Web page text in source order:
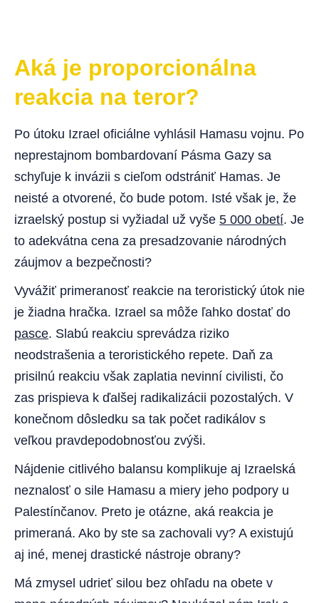
Aká je proporcionálna
reakcia na teror?
Po útoku Izrael oficiálne vyhlásil Hamasu vojnu. Po
neprestajnom bombardovaní Pásma Gazy sa
schyľuje k invázii s cieľom odstrániť Hamas. Je
neisté a otvorené, čo bude potom. Isté však je, že
izraelský postup si vyžiadal už vyše 5 000 obetí. Je
to adekvátna cena za presadzovanie národných
záujmov a bezpečnosti?
Vyvážiť primeranosť reakcie na teroristický útok nie
je žiadna hračka. Izrael sa môže ľahko dostať do
pasce. Slabú reakciu sprevádza riziko
neodstrašenia a teroristického repete. Daň za
prisilnú reakciu však zaplatia nevinní civilisti, čo
zas prispieva k ďalšej radikalizácii pozostalých. V
konečnom dôsledku sa tak počet radikálov s
veľkou pravdepodobnos­ťou zvýši.
Nájdenie citlivého balansu komplikuje aj Izraelská
neznalosť o sile Hamasu a miery jeho podpory u
Palestínčanov. Preto je otázne, aká reakcia je
primeraná. Ako by ste sa zachovali vy? A existujú
aj iné, menej drastické nástroje obrany?
Má zmysel udrieť silou bez ohľadu na obete v